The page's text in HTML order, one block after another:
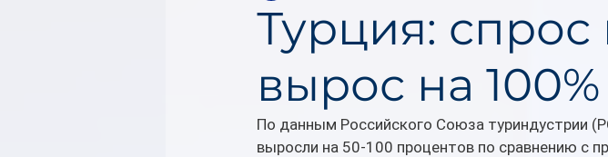
Турция: спрос
вырос на 100%
По данным Российского Союза туриндустрии
выросли на 50-100 процентов по сравнению с